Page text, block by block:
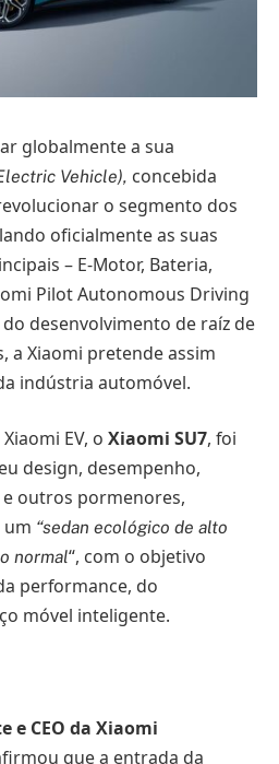
globalmente a sua
Vehicle), concebida
o segmento dos
oficialmente as suas
– E-Motor, Bateria,
Pilot Autonomous Driving
desenvolvimento de raíz de
a Xiaomi pretende assim
indústria automóvel.
EV, o Xiaomi SU7, foi
design, desempenho,
outros pormenores,
um “sedan ecológico de alto
normal“, com o objetivo
performance, do
móvel inteligente.
e CEO da Xiaomi
que a entrada da